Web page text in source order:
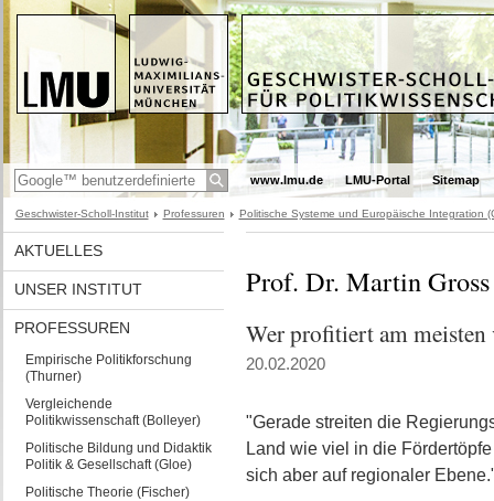
www.lmu.de LMU-Portal Sitemap
Geschwister-Scholl-Institut Professuren Politische Systeme und Europäische Integration
AKTUELLES
UNSER INSTITUT
PROFESSUREN
Empirische Politikforschung
(Thurner)
Vergleichende
Politikwissenschaft (Bolleyer)
Politische Bildung und Didaktik
Politik & Gesellschaft (Gloe)
Politische Theorie (Fischer)
Prof. Dr. Martin
Wer profitiert am meisten
20.02.2020
"Gerade streiten die
Land wie viel in die
sich aber auf regionaler